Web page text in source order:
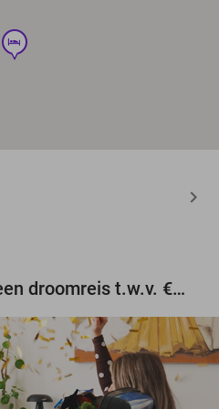
hotel
Maak gratis kans op een droomreis t.w.v. €3.000!